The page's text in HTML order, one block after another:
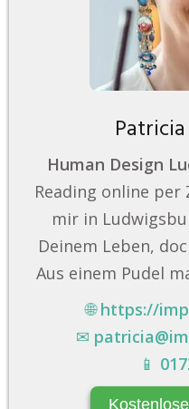
Human Design
Reading online per
mir in
Deinem Leben,
Aus einem Pudel
🌐https://
✉
📱